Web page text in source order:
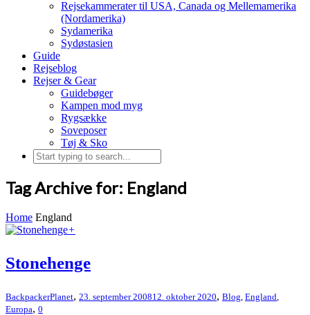
Rejsekammerater til USA, Canada og Mellemamerika
(Nordamerika)
Sydamerika
Sydøstasien
Guide
Rejseblog
Rejser & Gear
Guidebøger
Kampen mod myg
Rygsække
Soveposer
Tøj & Sko
Tag Archive for: England
Home England
+
Stonehenge
BackpackerPlanet, 23. september 200812. oktober 2020, Blog England
Europa, 0